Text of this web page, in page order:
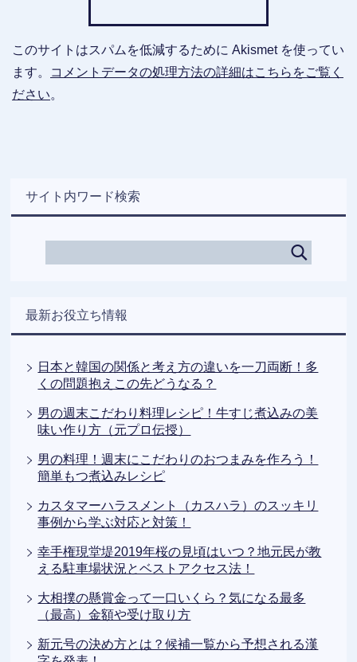
このサイトはスパムを低減するために Akismet を使ってい
ます。
コメントデータの処理方法の詳細はこちらをご覧く
ださい。
サイト内ワード検索
最新お役立ち情報
日本と韓国の関係と考え方の違いを一刀両断！多
くの問題抱えこの先どうなる？
男の週末こだわり料理レシピ！牛すじ煮込みの美
味い作り方（元プロ伝授）
男の料理！週末にこだわりのおつまみを作ろう！
簡単もつ煮込みレシピ
カスタマーハラスメント（カスハラ）のスッキリ
事例から学ぶ対応と対策！
幸手権現堂堤2019年桜の見頃はいつ？地元民が教
える駐車場状況とベストアクセス法！
大相撲の懸賞金って一口いくら？気になる最多
（最高）金額や受け取り方
新元号の決め方とは？候補一覧から予想される漢